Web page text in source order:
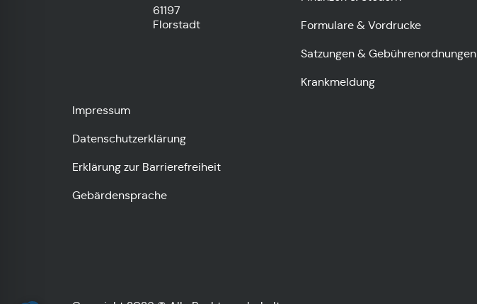
61197
Florstadt
Formulare & Vordrucke
Satzungen & Gebührenordnungen
Krankmeldung
Impressum
Datenschutzerklärung
Erklärung zur Barrierefreiheit
Gebärdensprache